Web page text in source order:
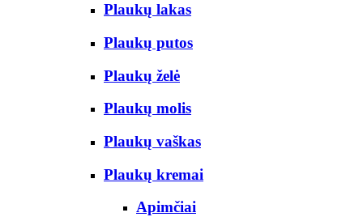
Plaukų lakas
Plaukų putos
Plaukų želė
Plaukų molis
Plaukų vaškas
Plaukų kremai
Apimčiai